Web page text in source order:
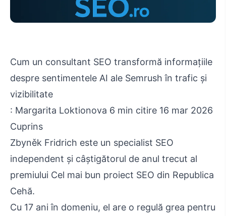
Cum un consultant SEO transformă informațiile
despre sentimentele AI ale Semrush în trafic și
vizibilitate
: Margarita Loktionova 6 min citire 16 mar 2026
Cuprins
Zbyněk Fridrich este un specialist SEO
independent și câștigătorul de anul trecut al
premiului Cel mai bun proiect SEO din Republica
Cehă.
Cu 17 ani în domeniu, el are o regulă grea pentru